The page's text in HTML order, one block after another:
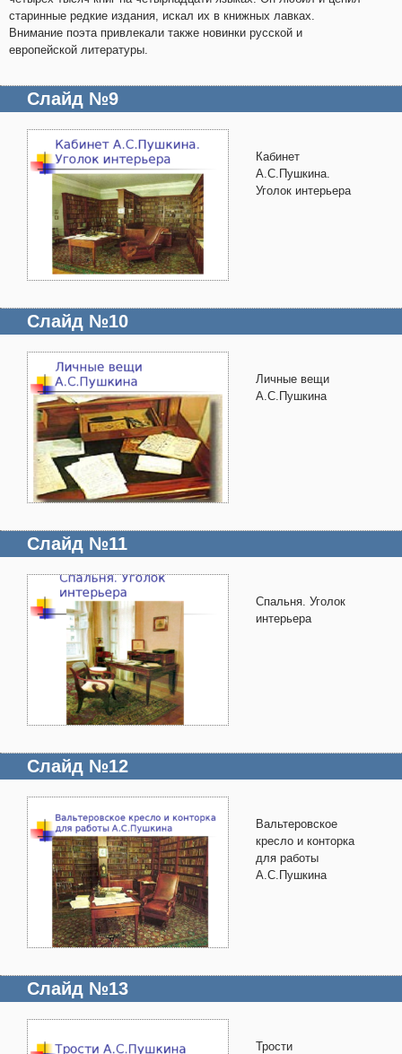
старинные редкие издания, искал их в книжных лавках.
Внимание поэта привлекали также новинки русской и
европейской литературы.
Слайд №9
Кабинет
А.С.Пушкина.
Уголок интерьера
Слайд №10
Личные вещи
А.С.Пушкина
Слайд №11
Спальня. Уголок
интерьера
Слайд №12
Вальтеровское
кресло и конторка
для работы
А.С.Пушкина
Слайд №13
Трости